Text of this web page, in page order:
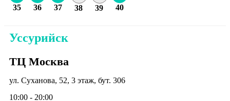
35 36 37 38 39 40
Уссурийск
ТЦ Москва
ул. Суханова, 52, 3 этаж, бут. 306
10:00 - 20:00